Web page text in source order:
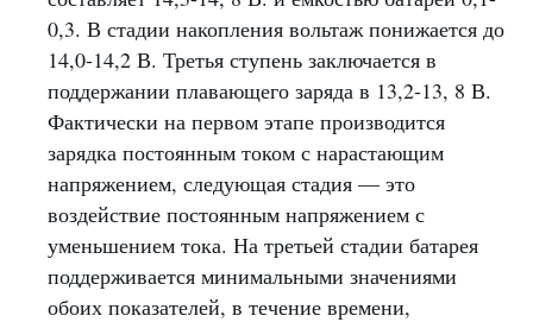
0,3. В стадии накопления вольтаж понижается до
14,0-14,2 В. Третья ступень заключается в
поддержании плавающего заряда в 13,2-13, 8 В.
Фактически на первом этапе производится
зарядка постоянным током с нарастающим
напряжением, следующая стадия — это
воздействие постоянным напряжением с
уменьшением тока. На третьей стадии батарея
поддерживается минимальными значениями
обоих показателей, в течение времени,